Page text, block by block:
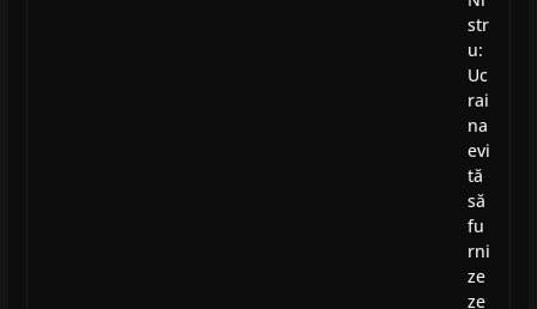
str
u:
Uc
rai
na
evi
tă
să
fu
rni
ze
ze